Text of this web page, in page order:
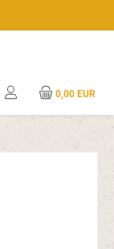
0,00 EUR